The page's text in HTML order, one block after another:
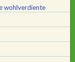
wohlverdiente